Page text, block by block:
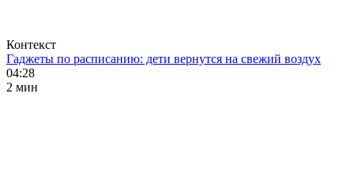
Контекст
Гаджеты по расписанию: дети вернутся на свежий воздух
04:28
2 мин